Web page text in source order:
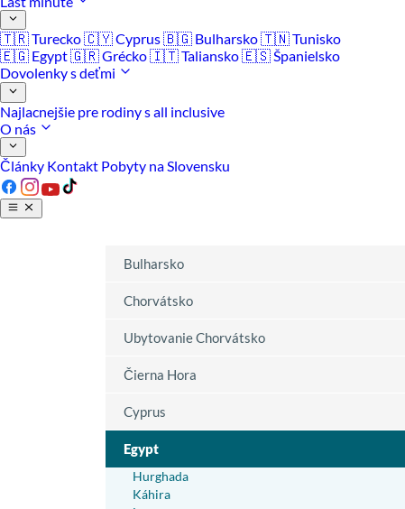
🇹🇷 Turecko🇨🇾 Cyprus🇧🇬 Bulharsko🇹🇳 Tunisko
🇪🇬 Egypt🇬🇷 Grécko🇮🇹 Taliansko🇪🇸 Španielsko
Dovolenky s deťmi
Najlacnejšie pre rodiny s all inclusive
O nás
Články Kontakt Pobyty na Slovensku
Bulharsko
Chorvátsko
Ubytovanie Chorvátsko
Čierna Hora
Cyprus
Egypt
Hurghada
Káhira